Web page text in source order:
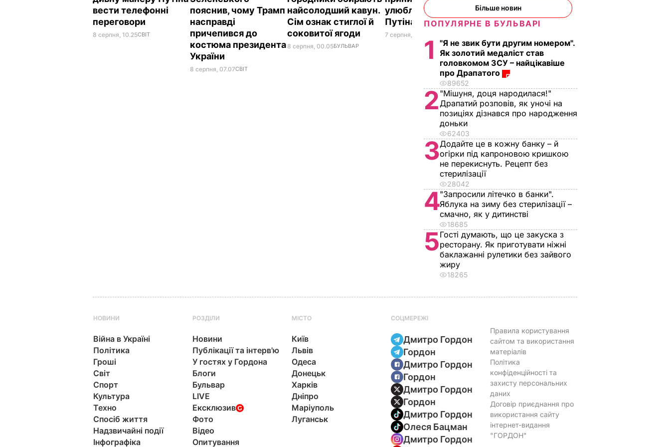
вести телефонні
переговори
8 серпня, 10.25СВІТ
пояснив, чому Трамп
насправді
причепився до
костюма президента
України
8 серпня, 07.07СВІТ
найсолодший кавун.
Сім ознак стиглої й
соковитої ягоди
8 серпня, 00.05БУЛЬВАР
улюбленого героя
Путіна
7 серпня, 23.42
збухався". У мережу
потрапили знімки
Медведєвим
7 серпня, 20.39БУЛЬВАР
Більше новин
ПОПУЛЯРНЕ В БУЛЬВАРІ
1
"Я не звик бути другим номером".
Як золотий медаліст став
головкомом ЗСУ – найцікавіше
про Драпатого
89652
2 "Мішуня, доця народилася!"
Драпатий розповів, як уночі на
позиціях дізнався про народження
доньки
62403
3Додайте це в кожну банку – й
огірки під капроновою кришкою
не перекиснуть. Рецепт без
стерилізації
28042
4"Запросили літечко в банки".
Яблука на зиму без стерилізації –
смачно, як у дитинстві
18685
5Гості думають, що це закуска з
ресторану. Як приготувати ніжні
баклажанні рулетики без зайвого
жиру
18265
НОВИНИ
Війна в Україні
Політика
Гроші
Світ
Спорт
Культура
Техно
Спосіб життя
Надзвичайні події
Інфографіка
РОЗДІЛИ
Новини
Публікації та інтерв'ю
У гостях у Гордона
Блоги
Бульвар
LIVE
Ексклюзив
Фото
Відео
Опитування
МІСТО
Київ
Львів
Одеса
Донецьк
Харків
Дніпро
Маріуполь
Луганськ
СОЦМЕРЕЖІ
Дмитро Гордон
Гордон
Дмитро Гордон
Гордон
Дмитро Гордон
Гордон
Дмитро Гордон
Олеся Бацман
Дмитро Гордон
Правила користування
сайтом та використання
матеріалів
Політика
конфіденційності та
захисту персональних
даних
Договір приєднання про
використання сайту
інтернет-видання
"ГОРДОН"